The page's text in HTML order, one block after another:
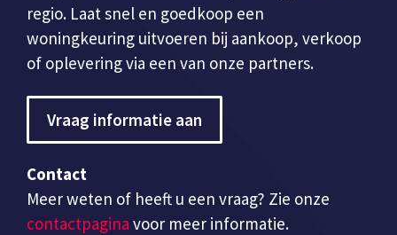
regio. Laat snel en goedkoop een
woningkeuring uitvoeren bij aankoop, verkoop
of oplevering via een van onze partners.
Vraag informatie aan
Contact
Meer weten of heeft u een vraag? Zie onze
contactpagina voor meer informatie.